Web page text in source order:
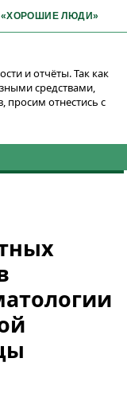
«ХОРОШИЕ ЛЮДИ»
и отчёты. Так как
средствами,
просим отнестись с